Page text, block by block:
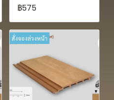
฿575
สั่งจองล่วงหน้า